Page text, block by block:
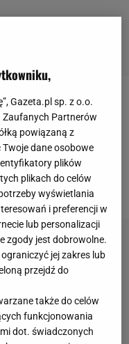
W 2012 roku świat
się igrzyska w
tam tuż po
z osób niosących
Gazeta.pl sp. z o.o.
Zaufanych Partnerów
powiązaną z
dane osobowe
plików
plikach do celów
wyświetlania
i preferencji w
lub personalizacji
zgody jest dobrowolne.
jej zakres lub
przejdź do
także do celów
funkcjonowania
dot. świadczonych